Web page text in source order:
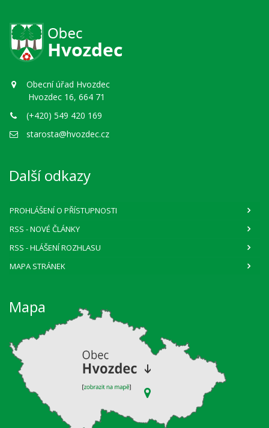
Obecní úřad Hvozdec
Hvozdec 16, 664 71
(+420) 549 420 169
starosta@hvozdec.cz
Další odkazy
PROHLÁŠENÍ O PŘÍSTUPNOSTI
RSS - NOVÉ ČLÁNKY
RSS - HLÁŠENÍ ROZHLASU
MAPA STRÁNEK
Mapa